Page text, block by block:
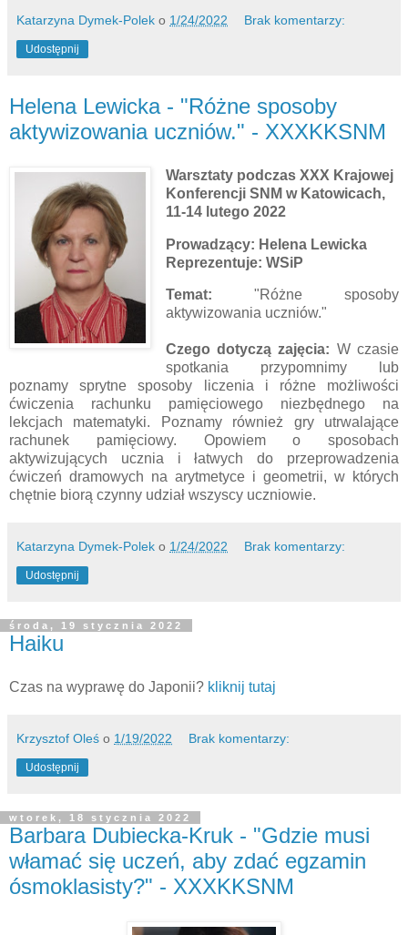
Katarzyna Dymek-Polek o 1/24/2022 Brak komentarzy:
Udostępnij
Helena Lewicka - "Różne sposoby
aktywizowania uczniów." - XXXKKSNM
Warsztaty podczas XXX Krajowej
Konferencji SNM w Katowicach,
11-14 lutego 2022
Prowadzący: Helena Lewicka
Reprezentuje: WSiP
Temat: "Różne sposoby
aktywizowania uczniów."
Czego dotyczą zajęcia: W czasie
spotkania przypomnimy lub
poznamy sprytne sposoby liczenia i różne możliwości
ćwiczenia rachunku pamięciowego niezbędnego na
lekcjach matematyki. Poznamy również gry utrwalające
rachunek pamięciowy. Opowiem o sposobach
aktywizujących ucznia i łatwych do przeprowadzenia
ćwiczeń dramowych na arytmetyce i geometrii, w których
chętnie biorą czynny udział wszyscy uczniowie.
Katarzyna Dymek-Polek o 1/24/2022 Brak komentarzy:
Udostępnij
środa, 19 stycznia 2022
Haiku
Czas na wyprawę do Japonii? kliknij tutaj
Krzysztof Oleś o 1/19/2022 Brak komentarzy:
Udostępnij
wtorek, 18 stycznia 2022
Barbara Dubiecka-Kruk - "Gdzie musi
włamać się uczeń, aby zdać egzamin
ósmoklasisty?" - XXXKKSNM